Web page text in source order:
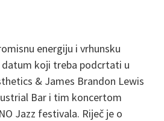
energiju i vrhunsku
datum koji treba podcrtati u
& James Brandon Lewis
Bar i tim koncertom
Jazz festivala. Riječ je o